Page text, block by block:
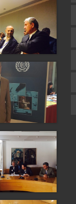
اینستاگرام
اطلاعات سایت
زبان انگلیسی
زبان عربی